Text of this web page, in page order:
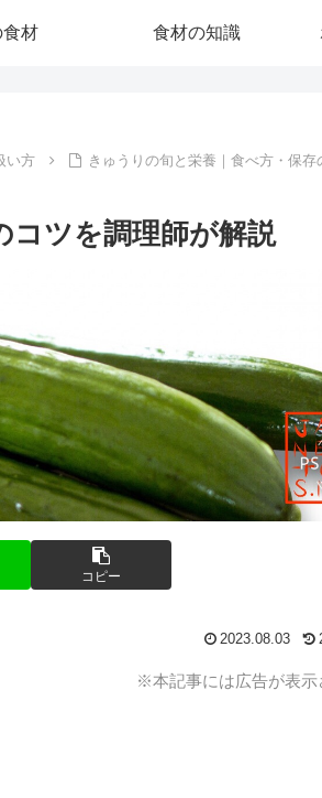
材 食材の知識
い方
きゅうりの旬と栄養｜食べ方・保存
コツを調理師が解説
コピー
2023.08.03
※本記事には広告が表示